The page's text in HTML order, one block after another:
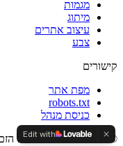
מגמות
מיתוג
עיצוב אתרים
צבע
קישורים
מפת אתר
robots.txt
כניסת מנהל
©
2026 בלוג העיצוב. כל
Edit with